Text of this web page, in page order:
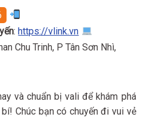
:https://vlink.vn
Chu Trinh, P Tân Sơn Nhì,
và chuẩn bị vali để khám phá
Chúc bạn có chuyến đi vui vẻ